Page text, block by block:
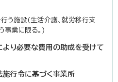
う施設(生活介護、就労移行支
事業に限る。)
り必要な費用の助成を受けて
行令に基づく事業所